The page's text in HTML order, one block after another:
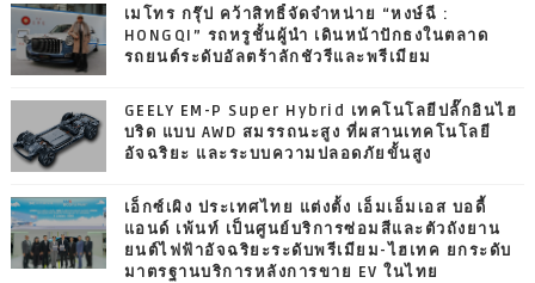
เมโทร กรุ๊ป คว้าสิทธิ์จัดจำหน่าย “หงษ์ฉี :
HONGQI” รถหรูชั้นผู้นำ เดินหน้าปักธงในตลาด
รถยนต์ระดับอัลตร้าลักชัวรีและพรีเมียม
GEELY EM-P Super Hybrid เทคโนโลยีปลั๊กอินไฮ
บริด แบบ AWD สมรรถนะสูง ที่ผสานเทคโนโลยี
อัจฉริยะ และระบบความปลอดภัยขั้นสูง
เอ็กซ์เผิง ประเทศไทย แต่งตั้ง เอ็มเอ็มเอส บอดี้
แอนด์ เพ้นท์ เป็นศูนย์บริการซ่อมสีและตัวถังยาน
ยนต์ไฟฟ้าอัจฉริยะระดับพรีเมียม-ไฮเทค ยกระดับ
มาตรฐานบริการหลังการขาย EV ในไทย